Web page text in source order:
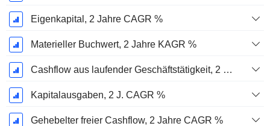
Eigenkapital, 2 Jahre CAGR %
Materieller Buchwert, 2 Jahre KAGR %
Cashflow aus laufender Geschäftstätigkeit, 2 Jahre CAGR %
Kapitalausgaben, 2 J. CAGR %
Gehebelter freier Cashflow, 2 Jahre CAGR %